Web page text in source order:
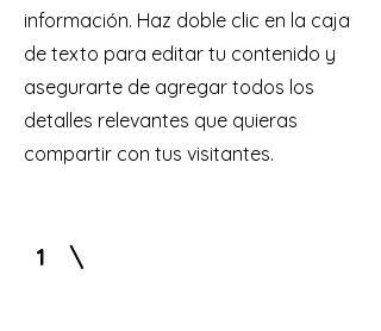
información. Haz doble clic en la caja
de texto para editar tu contenido y
asegurarte de agregar todos los
detalles relevantes que quieras
compartir con tus visitantes.
1